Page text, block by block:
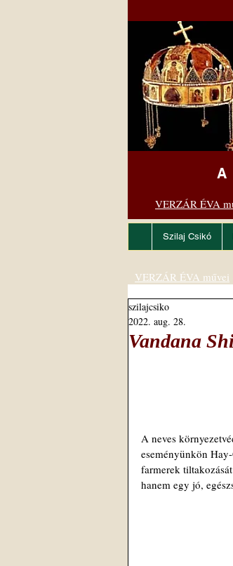
VERZÁR ÉVA
Szilaj Csikó
Vandana
szilajcsiko
2022. aug. 28.
A neves
eseményünkön
farmerek
hanem egy jó,
VERZÁR ÉVA művei